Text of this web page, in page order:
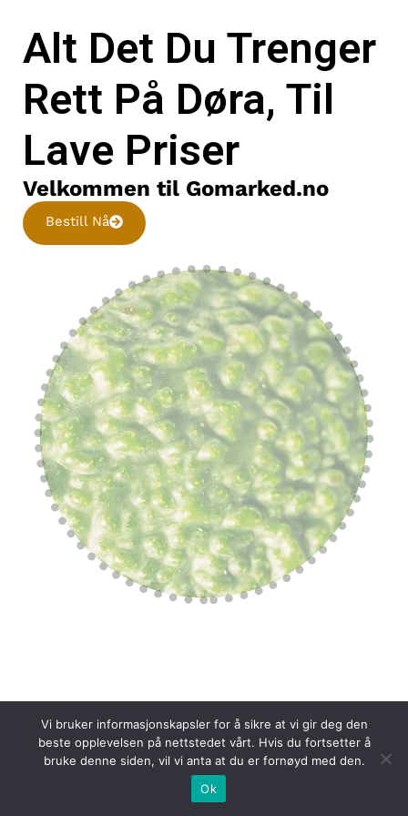
Alt Det Du Trenger
Rett På Døra, Til
Lave Priser
Velkommen til Gomarked.no
Bestill Nå
Vi bruker informasjonskapsler for å sikre at vi gir deg den
beste opplevelsen på nettstedet vårt. Hvis du fortsetter å
bruke denne siden, vil vi anta at du er fornøyd med den.
Ok